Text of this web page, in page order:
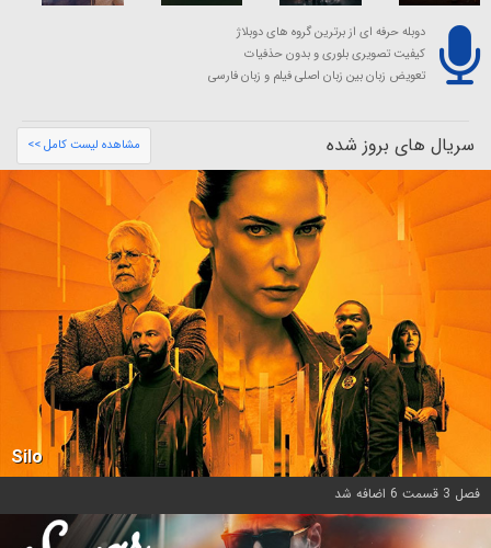
دوبله حرفه ای از برترین گروه های دوبلاژ
کیفیت تصویری بلوری و بدون حذفیات
تعویض زبان بین زبان اصلی فیلم و زبان فارسی
سریال های بروز شده مشاهده لیست کامل >>
Silo
فصل 3 قسمت 6 اضافه شد